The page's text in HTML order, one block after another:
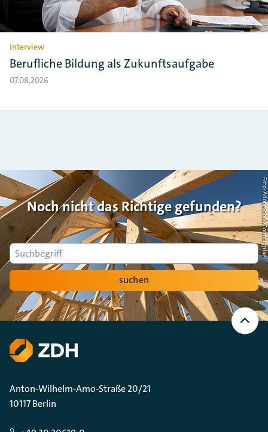
Interview
Berufliche Bildung als Zukunftsaufgabe
07.08.2026
Noch nicht das Richtige gefunden?
Suche
suchen
Foto: AdobeStock/Countrypixel
Nach
oben
Scrollen
Anton-Wilhelm-Amo-Straße 20/21
10117 Berlin